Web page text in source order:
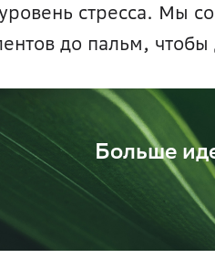
стресса. Мы
до пальм,
Больше